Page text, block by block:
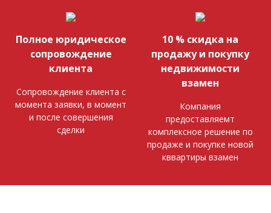
Полное юридическое
сопровождение
клиента
Сопровождение клиента с
момента заявки, в момент
и после совершения
сделки
10 % скидка на
продажу и покупку
недвижимости
взамен
Компания
предоставляемт
комплексное решение по
продаже и покупке новой
кввартиры взамен